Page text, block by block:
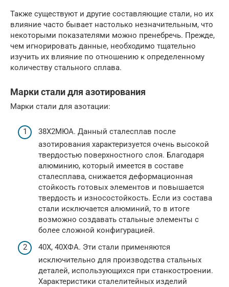
Также существуют и другие составляющие стали, но их
влияние часто бывает настолько незначительным, что
некоторыми показателями можно пренебречь. Прежде,
чем игнорировать данные, необходимо тщательно
изучить их влияние по отношению к определенному
количеству стального сплава.
Марки стали для азотирования
Марки стали для азотации:
38Х2МЮА. Данный сталесплав после
азотирования характеризуется очень высокой
твердостью поверхностного слоя. Благодаря
алюминию, который имеется в составе
сталесплава, снижается деформационная
стойкость готовых элементов и повышается
твердость и износостойкость. Если из состава
стали исключается алюминий, то в итоге
возможно создавать стальные элементы с
более сложной конфигурацией.
40Х, 40ХФА. Эти стали применяются
исключительно для производства стальных
деталей, использующихся при станкостроении.
Характеристики сталелитейных изделий